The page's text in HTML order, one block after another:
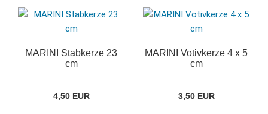
MARINI Stabkerze 23
cm
4,50 EUR
MARINI Votivkerze 4 x 5
cm
3,50 EUR